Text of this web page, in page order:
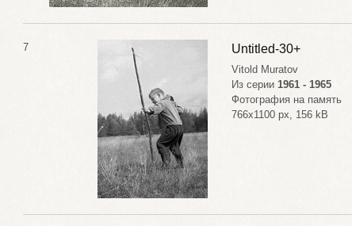
7 Untitled-30+
Vitold Muratov
Из серии 1961 - 1965
Фотография на память
766x1100 px, 156 kB